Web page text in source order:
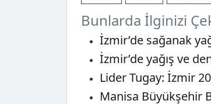
Bunlarda İlginizi
İzmir’de sağanak
İzmir’de yağış ve
Lider Tugay: İzmir
Manisa Büyükşehir